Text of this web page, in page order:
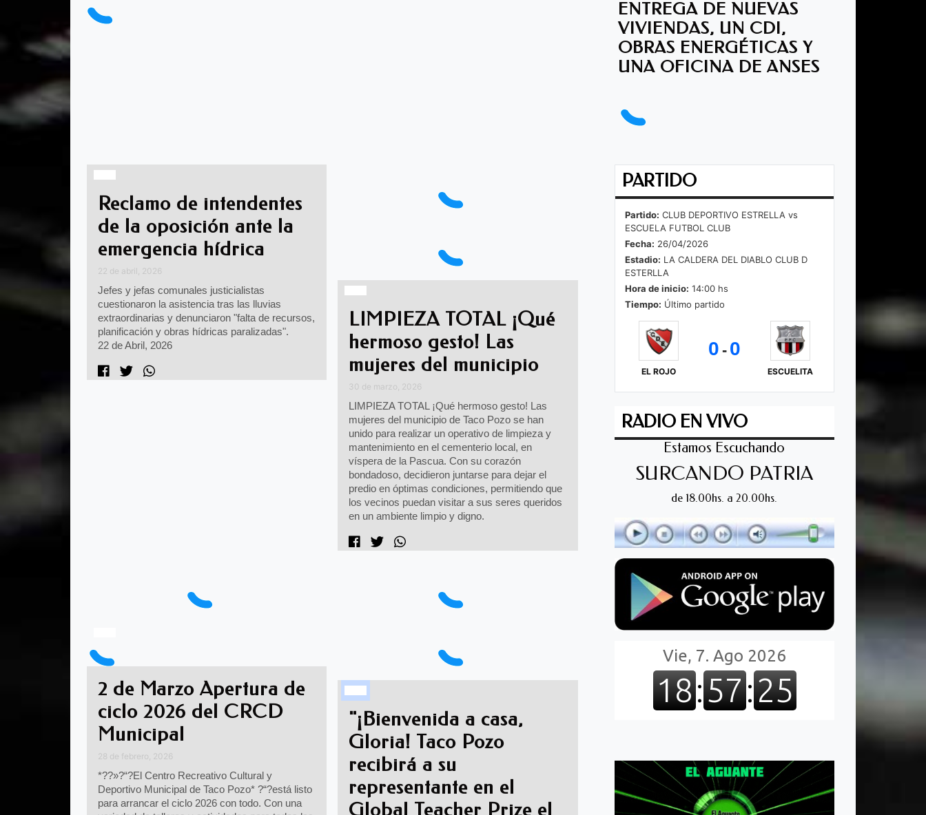
ENTREGA DE NUEVAS
VIVIENDAS, UN CDI,
OBRAS ENERGÉTICAS Y
UNA OFICINA DE ANSES
Reclamo de intendentes
de la oposición ante la
emergencia hídrica
22 de abril, 2026
Jefes y jefas comunales justicialistas
cuestionaron la asistencia tras las lluvias
extraordinarias y denunciaron "falta de recursos,
planificación y obras hídricas paralizadas".
22 de Abril, 2026
LIMPIEZA TOTAL ¡Qué
hermoso gesto! Las
mujeres del municipio
30 de marzo, 2026
LIMPIEZA TOTAL ¡Qué hermoso gesto! Las
mujeres del municipio de Taco Pozo se han
unido para realizar un operativo de limpieza y
mantenimiento en el cementerio local, en
víspera de la Pascua. Con su corazón
bondadoso, decidieron juntarse para dejar el
predio en óptimas condiciones, permitiendo que
los vecinos puedan visitar a sus seres queridos
en un ambiente limpio y digno.
2 de Marzo Apertura de
ciclo 2026 del CRCD
Municipal
28 de febrero, 2026
*??»?“?El Centro Recreativo Cultural y
Deportivo Municipal de Taco Pozo* ?“?está listo
para arrancar el ciclo 2026 con todo. Con una
"¡Bienvenida a casa,
Gloria! Taco Pozo
recibirá a su
representante en el
Global Teacher Prize el
PARTIDO
Partido: CLUB DEPORTIVO ESTRELLA vs
ESCUELA FUTBOL CLUB
Fecha: 26/04/2026
Estadio: LA CALDERA DEL DIABLO CLUB D
ESTERLLA
Hora de inicio: 14:00 hs
Tiempo: Último partido
EL ROJO
0 - 0
ESCUELITA
RADIO EN VIVO
Estamos Escuchando
SURCANDO PATRIA
de 18.00hs. a 20.00hs.